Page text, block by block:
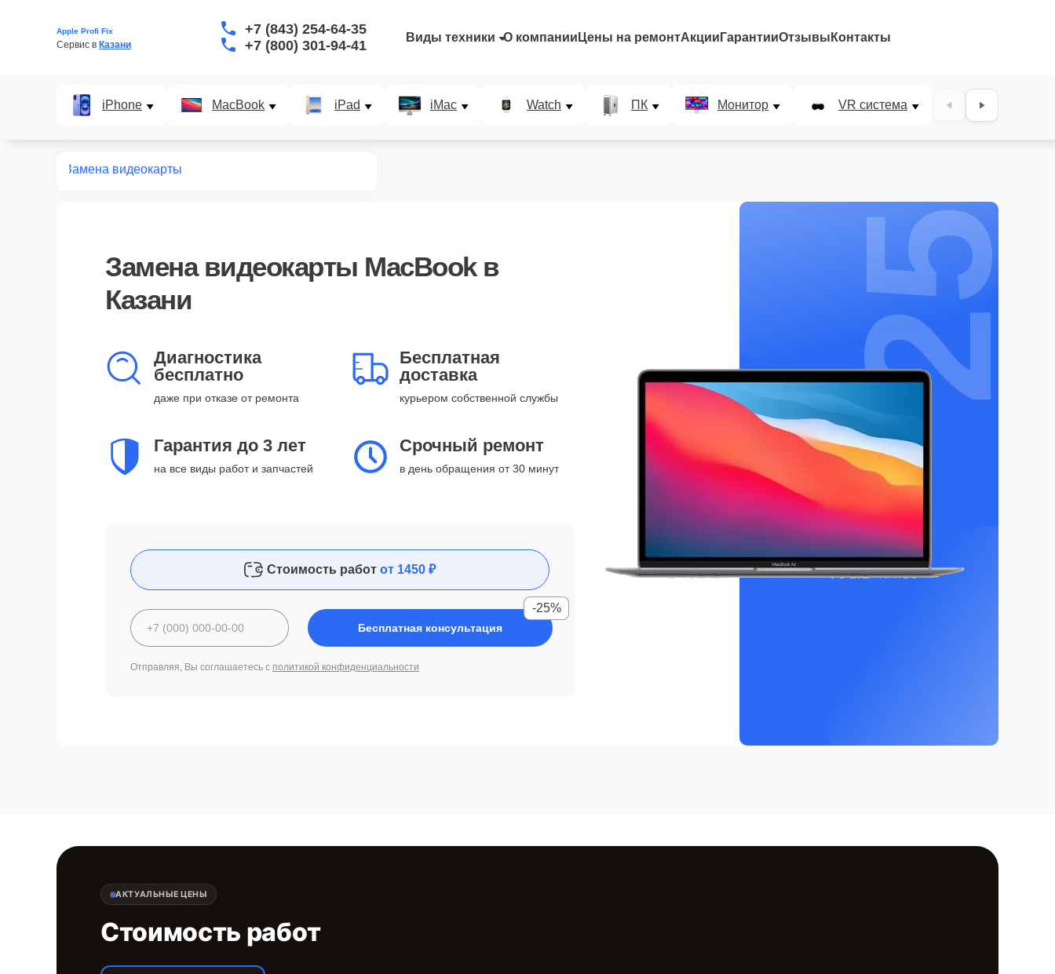
Apple Profi Fix
Сервис в Казани
+7 (843) 254-64-35
+7 (800) 301-94-41
Виды техники О компании Цены на ремонтАкции ГарантииОтзывы Контакты
iPhone MacBook iPad iMac Watch ПК Монитор VR система Наушники
Замена видеокарты
Замена видеокарты MacBook в
Казани
Диагностика
бесплатно
даже при отказе от ремонта
Бесплатная
доставка
курьером собственной службы
Гарантия до 3 лет
на все виды работ и запчастей
Срочный ремонт
в день обращения от 30 минут
Стоимость работ от 1450 ₽
Бесплатная консультация
-25%
Отправляя, Вы соглашаетесь с политикой конфиденциальности
25%
АКТУАЛЬНЫЕ ЦЕНЫ
Стоимость работ